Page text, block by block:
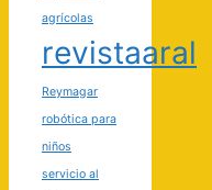
agrícolas
revistaaral
Reymagar
robótica para
niños
servicio al